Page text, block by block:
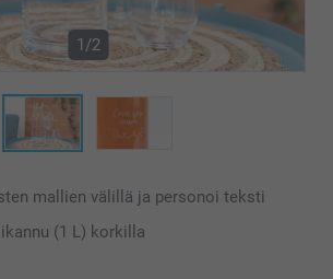
1/2
mallien välillä ja personoi teksti
(1 L) korkilla